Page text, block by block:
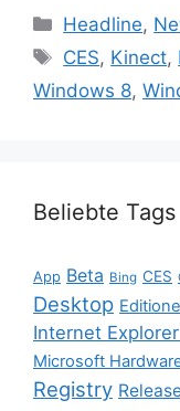
Kategorien
Headline,
Schlagwörter
CES, Kinect,
Windows 8,
Beliebte Tags
App Beta Bing CES
Desktop
Internet
Microsoft
Registry